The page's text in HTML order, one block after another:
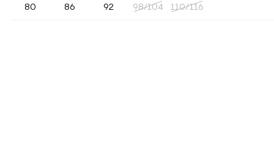
80 86 92 98/104 110/116